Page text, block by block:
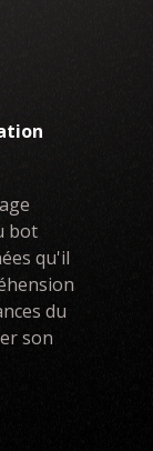
bot
qu'il
du
son